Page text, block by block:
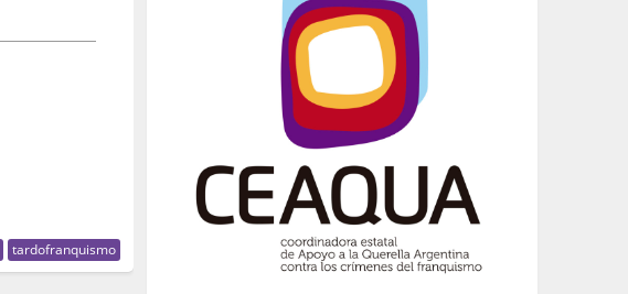
tardofranquismo
(699)
(607)
neofranquismo
(567)
Justicia Universal
Derechos Humanos
(522)
Nacionalcatolicismo
(514)